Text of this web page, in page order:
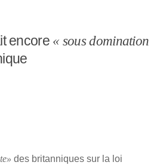
encore « sous domination
des britanniques sur la loi